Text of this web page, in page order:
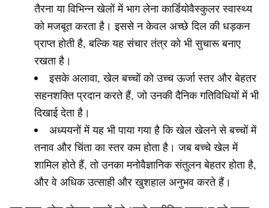
तैरना या विभिन्न खेलों में भाग लेना कार्डियोवैस्कुलर स्वास्थ्य
को मजबूत करता है। इससे न केवल अच्छे दिल की धड़कन
प्राप्त होती है, बल्कि यह संचार तंत्र को भी सुचारू बनाए
रखता है।
इसके अलावा, खेल बच्चों को उच्च ऊर्जा स्तर और बेहतर
सहनशक्ति प्रदान करते हैं, जो उनकी दैनिक गतिविधियों में भी
दिखाई देता है।
अध्ययनों में यह भी पाया गया है कि खेल खेलने से बच्चों में
तनाव और चिंता का स्तर कम होता है। जब बच्चे खेल में
शामिल होते हैं, तो उनका मनोवैज्ञानिक संतुलन बेहतर होता है,
और वे अधिक उत्साही और खुशहाल अनुभव करते हैं।